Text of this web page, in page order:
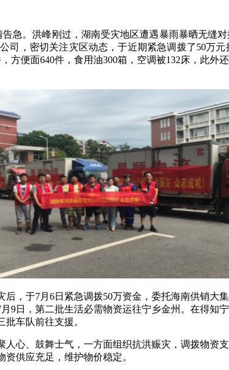
急。洪峰刚过，湖南受灾地区遭遇暴雨暴晒无缝
司，密切关注灾区动态，于近期紧急调拨了50万
方便面640件，食用油300箱，空调被132床，此
，于7月6日紧急调拨50万资金，委托海南供销大
9日，第二批生活必需物资运往宁乡金州。在得知
车队前往支援。
心、鼓舞士气，一方面组织抗洪赈灾，调拨物资
供应充足，维护物价稳定。